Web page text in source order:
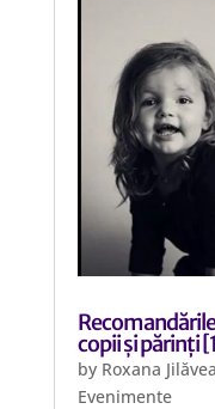
copii și părinți
by Roxana
Evenimente